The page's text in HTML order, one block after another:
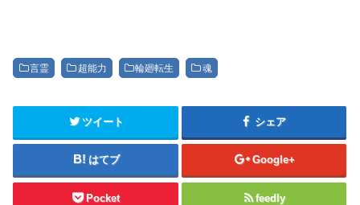
言霊 超能力 輪廻転生 魂
ツイート シェア
はてブ Google+
Pocket feedly